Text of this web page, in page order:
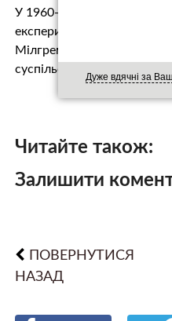
Дуже вдячні за
У 1960-х роках відповідь
експериментів
Мілгрема, який хотів
суспільства за часів
Читайте також:
Залишити
ПОВЕРНУТИСЯ
НАЗАД